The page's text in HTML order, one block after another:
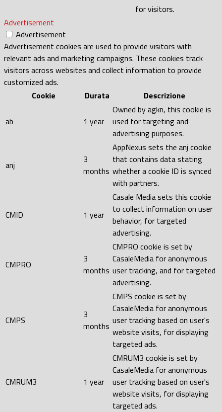
for visitors.
Advertisement
Advertisement
Advertisement cookies are used to provide visitors with
relevant ads and marketing campaigns. These cookies track
visitors across websites and collect information to provide
customized ads.
Cookie
Durata Descrizione
ab 1 year
Owned by agkn, this cookie is
used for targeting and
advertising purposes.
anj
3
months
AppNexus sets the anj cookie
that contains data stating
whether a cookie ID is synced
with partners.
CMID 1 year
Casale Media sets this cookie
to collect information on user
behavior, for targeted
advertising.
CMPRO
3
months
CMPRO cookie is set by
CasaleMedia for anonymous
user tracking, and for targeted
advertising.
CMPS
3
months
CMPS cookie is set by
CasaleMedia for anonymous
user tracking based on user's
website visits, for displaying
targeted ads.
CMRUM3 1 year
CMRUM3 cookie is set by
CasaleMedia for anonymous
user tracking based on user's
website visits, for displaying
targeted ads.